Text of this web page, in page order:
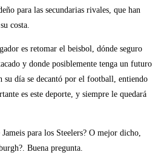
para las secundarias rivales, que han
costa.
es retomar el beisbol, dónde seguro
y donde posiblemente tenga un futuro
su día se decantó por el football, entiendo
es este deporte, y siempre le quedará
para los Steelers? O mejor dicho,
Buena pregunta.